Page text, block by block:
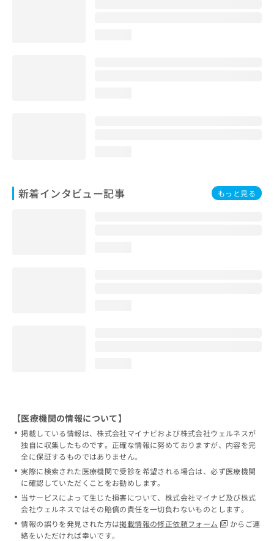
新着インタビュー記事 もっと見る
【医療機関の情報について】
掲載している情報は、株式会社マイナビおよび株式会社ウェルネスが
独自に収集したものです。正確な情報に努めておりますが、内容を完
全に保証するものではありません。
実際に検索された医療機関で受診を希望される場合は、必ず医療機関
に確認していただくことをお勧めします。
当サービスによって生じた損害について、株式会社マイナビ及び株式
会社ウェルネスではその賠償の責任を一切負わないものとします。
情報の誤りを発見された方は掲載情報の修正依頼フォーム
からご連
絡をいただければ幸いです。